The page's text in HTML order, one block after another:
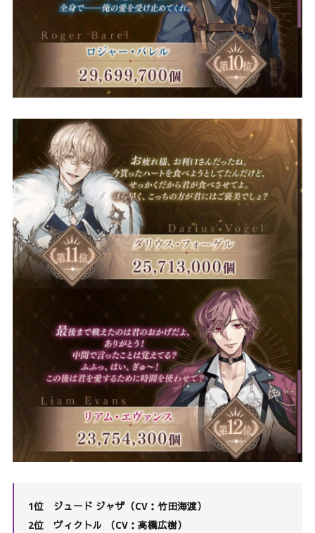
1位 ジュード ジャザ（CV：竹田海渡）
2位 ヴィクトル （CV：高橋広樹）